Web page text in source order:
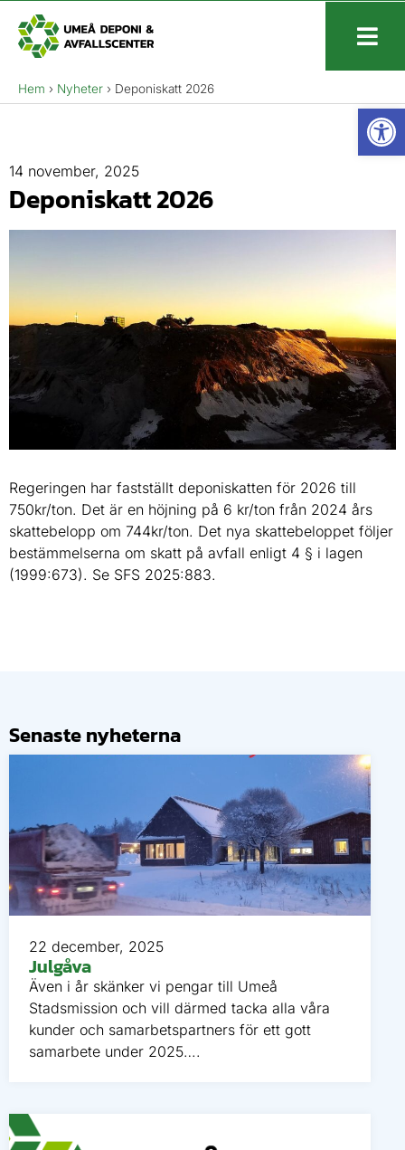
Hem › Nyheter › Deponiskatt 2026
14 november, 2025
Deponiskatt 2026
Regeringen har fastställt deponiskatten för 2026 till
750kr/ton. Det är en höjning på 6 kr/ton från 2024 års
skattebelopp om 744kr/ton. Det nya skattebeloppet följer
bestämmelserna om skatt på avfall enligt 4 § i lagen
(1999:673). Se SFS 2025:883.
Senaste nyheterna
22 december, 2025
Julgåva
Även i år skänker vi pengar till Umeå
Stadsmission och vill därmed tacka alla våra
kunder och samarbetspartners för ett gott
samarbete under 2025….